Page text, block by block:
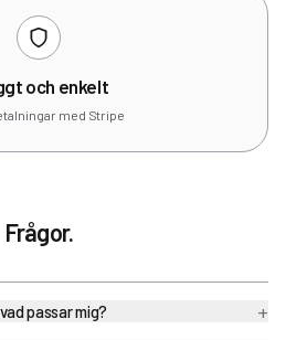
och enkelt
med Stripe
Frågor.
passar mig? +